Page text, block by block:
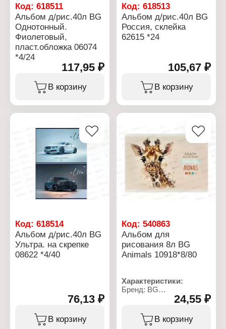
Код: 618511
Альбом д/рис.40л BG
Однотонный.
Фиолетовый,
пласт.обложка 06074
*4/24
117,95 ₽
В корзину
Код:618513
Альбом д/рис.40л BG
Россия, склейка
62615 *24
105,67 ₽
В корзину
Код: 618514
Альбом д/рис.40л BG
Ультра. на скрепке
08622 *4/40
76,13 ₽
В корзину
Код:540863
Альбом для
рисования 8л BG
Animals 10918*8/80
Характеристики:
Бренд: BG
Артикул: 344697
Тип товара: Альбом для
рисования
24,55 ₽
В корзину